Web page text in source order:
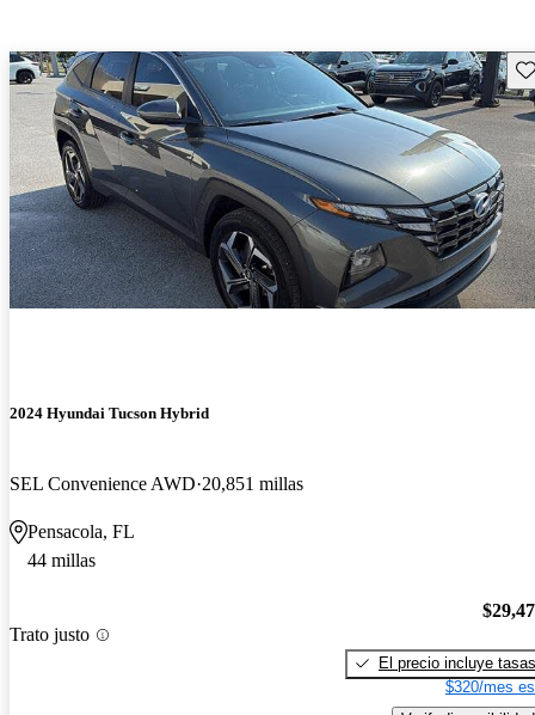
2024 Hyundai Tucson Hybrid
SEL Convenience AWD 20,851 millas
Pensacola, FL
44 millas
Trato justo
El precio incluye tasas
$320/mes